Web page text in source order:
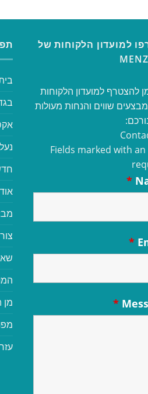
למועדון הלקוחות של
להצטרף למועדון הלקוחות
שווים והנחות מעולות
Fields marked with an
*
*
*
מן